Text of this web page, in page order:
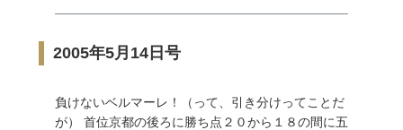
2005年5月14日号
負けないベルマーレ！（って、引き分けってことだ
が） 首位京都の後ろに勝ち点２０から１８の間に五